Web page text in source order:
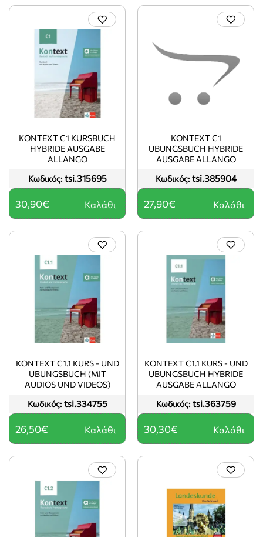
Κωδικός: tsi.315695
KONTEXT C1 KURSBUCH
HYBRIDE AUSGABE
ALLANGO
30,90€ Καλάθι
Κωδικός: tsi.385904
KONTEXT C1
UBUNGSBUCH HYBRIDE
AUSGABE ALLANGO
27,90€ Καλάθι
Κωδικός: tsi.334755
KONTEXT C1.1 KURS - UND
UBUNGSBUCH (MIT
AUDIOS UND VIDEOS)
26,50€ Καλάθι
Κωδικός: tsi.363759
KONTEXT C1.1 KURS - UND
UBUNGSBUCH HYBRIDE
AUSGABE ALLANGO
30,30€ Καλάθι